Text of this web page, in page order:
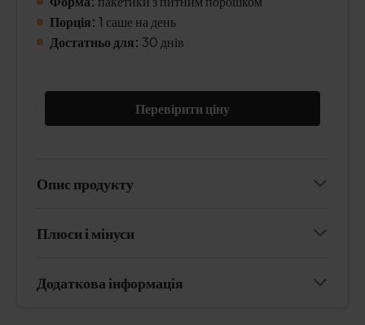
Порція: 1 саше на день
Достатньо для: 30 днів
Перевірити ціну
Опис продукту
Плюси і мінуси
Додаткова інформація